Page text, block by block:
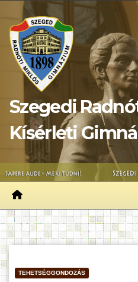
content
Szegedi
Kísérleti
TEHETSÉGGONDOZÁS